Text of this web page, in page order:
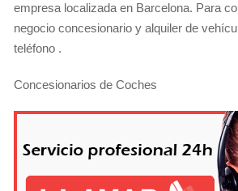
empresa localizada en Barcelona. Para
negocio concesionario y alquiler de
teléfono .
Concesionarios de Coches